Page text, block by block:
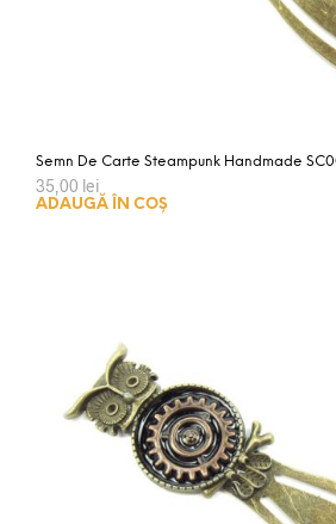
Semn De Carte Steampunk Handmade
35,00 lei
ADAUGĂ ÎN COȘ